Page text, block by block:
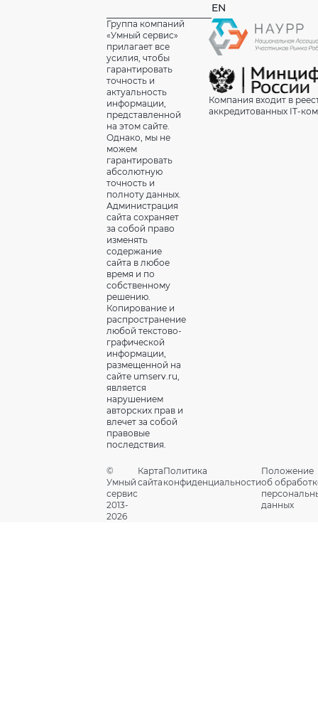
EN
Группа компаний
«Умный сервис»
прилагает все
усилия, чтобы
гарантировать
точность и
актуальность
информации,
представленной
на этом сайте.
Однако, мы не
можем
гарантировать
абсолютную
точность и
полноту данных.
Администрация
сайта сохраняет
за собой право
изменять
содержание
сайта в любое
время и по
собственному
решению.
Копирование и
распространение
любой текстово-
графической
информации,
размещенной на
сайте umserv.ru,
является
нарушением
авторских прав и
влечет за собой
правовые
последствия.
Компания входит в
аккредитованных IT-
©
Умный
сервис
2013-
2026
Карта
сайта
Политика
конфиденциальности
Положение
об
данных